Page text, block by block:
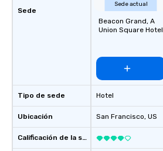
Sede
Tipo de sede
Ubicación
Calificación de la sede
Sede actual
Beacon Grand, A
Union Square Hotel
Hotel
San Francisco, US